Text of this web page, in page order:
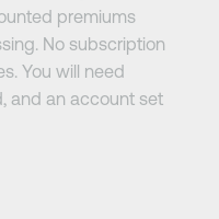
premiums
No subscription
You will need
and an account set